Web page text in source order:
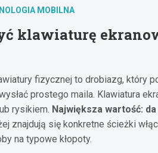
MOBILNA
klawiaturę
fizycznej to drobiazg, który
wysłać prostego maila. Klawiatura
rysikiem. Największa wartość:
znajdują się konkretne ścieżki
na typowe kłopoty.